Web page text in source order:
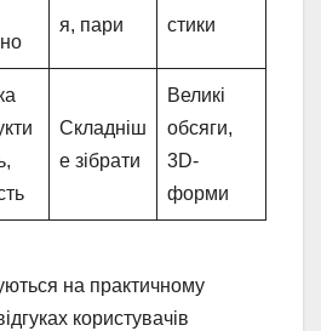
я, пари
стики
Складніш
е зібрати
Великі
обсяги,
3D-
форми
на практичному
користувачів